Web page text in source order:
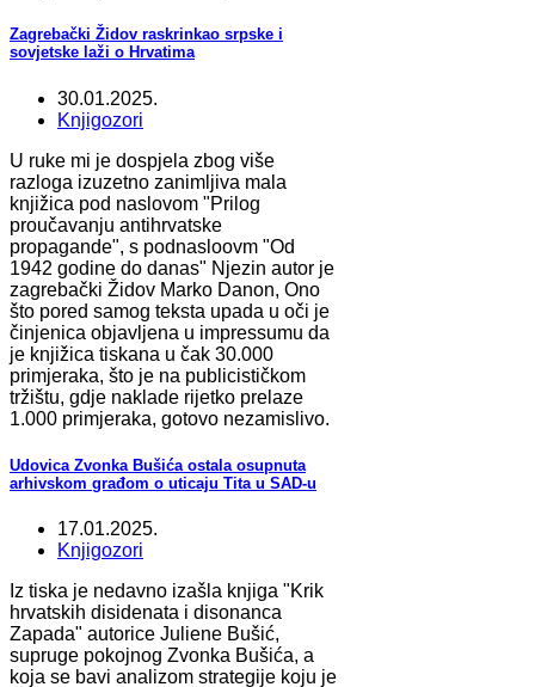
Zagrebački Židov raskrinkao srpske i
sovjetske laži o Hrvatima
30.01.2025.
Knjigozori
U ruke mi je dospjela zbog više
razloga izuzetno zanimljiva mala
knjižica pod naslovom "Prilog
proučavanju antihrvatske
propagande", s podnasloovm "Od
1942 godine do danas" Njezin autor je
zagrebački Židov Marko Danon, Ono
što pored samog teksta upada u oči je
činjenica objavljena u impressumu da
je knjižica tiskana u čak 30.000
primjeraka, što je na publicističkom
tržištu, gdje naklade rijetko prelaze
1.000 primjeraka, gotovo nezamislivo.
Udovica Zvonka Bušića ostala osupnuta
arhivskom građom o uticaju Tita u SAD-u
17.01.2025.
Knjigozori
Iz tiska je nedavno izašla knjiga "Krik
hrvatskih disidenata i disonanca
Zapada" autorice Juliene Bušić,
supruge pokojnog Zvonka Bušića, a
koja se bavi analizom strategije koju je